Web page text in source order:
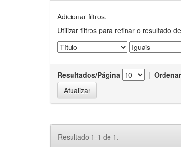
Adicionar filtros:
Utilizar filtros para refinar o resultado
Resultados/Página |
Resultado 1-1 de 1.